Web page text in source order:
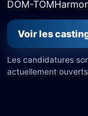
DOM-TOM
Voir les
Les candidatures
actuellement